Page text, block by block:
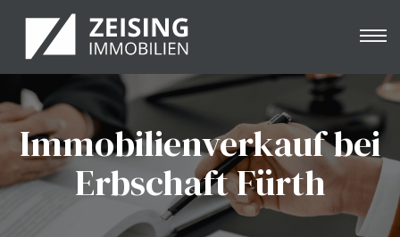
Immobilienverkauf bei
Erbschaft Fürth